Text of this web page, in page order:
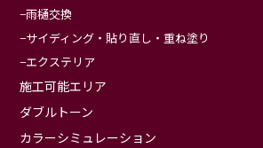
雨樋交換
サイディング・貼り直し・重ね塗り
エクステリア
施工可能エリア
ダブルトーン
カラーシミュレーション